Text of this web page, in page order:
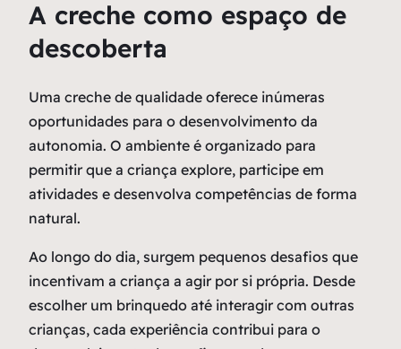
A creche como espaço de
descoberta
Uma creche de qualidade oferece inúmeras
oportunidades para o desenvolvimento da
autonomia. O ambiente é organizado para
permitir que a criança explore, participe em
atividades e desenvolva competências de forma
natural.
Ao longo do dia, surgem pequenos desafios que
incentivam a criança a agir por si própria. Desde
escolher um brinquedo até interagir com outras
crianças, cada experiência contribui para o